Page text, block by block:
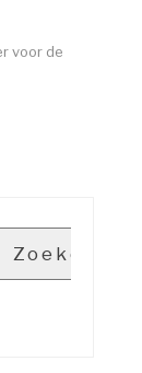
voor de
Zoeken